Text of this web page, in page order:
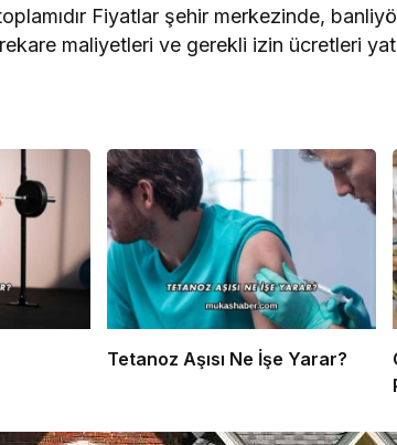
Fiyatlar şehir merkezinde,
maliyetleri ve gerekli izin ücretleri
Tetanoz Aşısı Ne İşe Yarar?